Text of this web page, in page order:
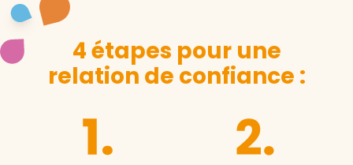
4 étapes pour une
relation de confiance :